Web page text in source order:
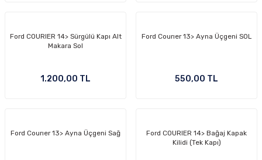
Ford COURIER 14> Sürgülü Kapı Alt
Makara Sol
1.200,00 TL
Ford Courıer 13> Ayna Üçgeni SOL
550,00 TL
Ford Courıer 13> Ayna Üçgeni Sağ
Ford COURIER 14> Bağaj Kapak
Kilidi (Tek Kapı)